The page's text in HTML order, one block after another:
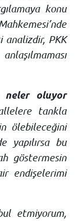
konu
analizdir, PKK
neler oluyor
tankla
ölebileceğini
yapılırsa bu
göstermesin
endişelerimi
etmiyorum,